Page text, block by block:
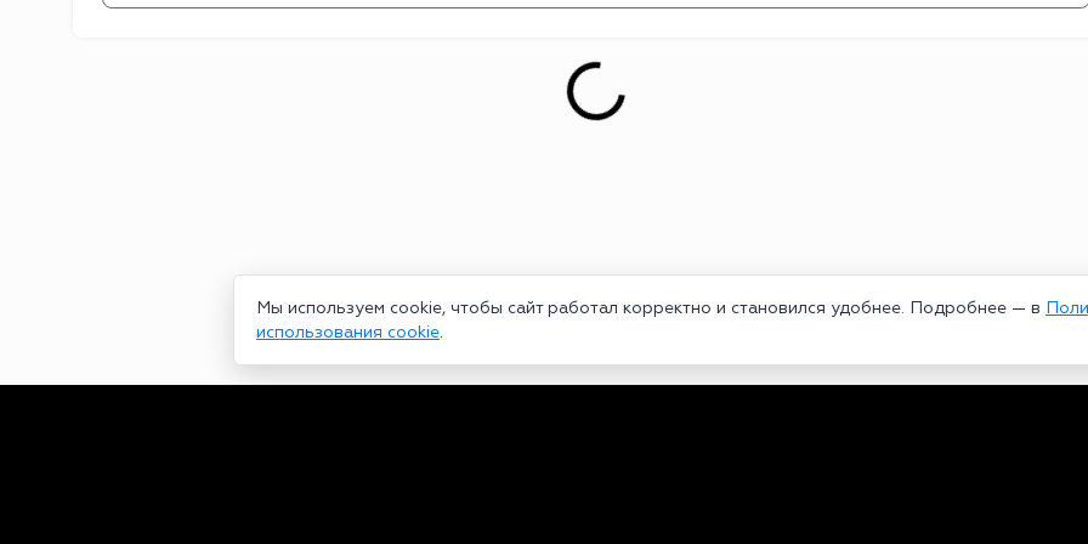
Мы используем cookie, чтобы сайт работал корректно и становился удобнее. Подробнее — в
использования cookie.